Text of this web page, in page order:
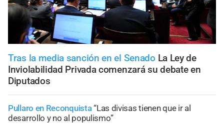
Tras la media sanción en el Senado La Ley de
Inviolabilidad Privada comenzará su debate en
Diputados
Pullaro en Reconquista“Las divisas tienen que ir al
desarrollo y no al populismo”